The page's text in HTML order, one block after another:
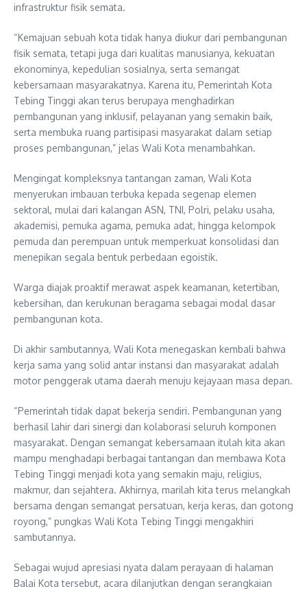
infrastruktur fisik semata.
“Kemajuan sebuah kota tidak hanya diukur dari pembangunan
fisik semata, tetapi juga dari kualitas manusianya, kekuatan
ekonominya, kepedulian sosialnya, serta semangat
kebersamaan masyarakatnya. Karena itu, Pemerintah Kota
Tebing Tinggi akan terus berupaya menghadirkan
pembangunan yang inklusif, pelayanan yang semakin baik,
serta membuka ruang partisipasi masyarakat dalam setiap
proses pembangunan,” jelas Wali Kota menambahkan.
Mengingat kompleksnya tantangan zaman, Wali Kota
menyerukan imbauan terbuka kepada segenap elemen
sektoral, mulai dari kalangan ASN, TNI, Polri, pelaku usaha,
akademisi, pemuka agama, pemuka adat, hingga kelompok
pemuda dan perempuan untuk memperkuat konsolidasi dan
menepikan segala bentuk perbedaan egoistik.
Warga diajak proaktif merawat aspek keamanan, ketertiban,
kebersihan, dan kerukunan beragama sebagai modal dasar
pembangunan kota.
Di akhir sambutannya, Wali Kota menegaskan kembali bahwa
kerja sama yang solid antar instansi dan masyarakat adalah
motor penggerak utama daerah menuju kejayaan masa depan.
“Pemerintah tidak dapat bekerja sendiri. Pembangunan yang
berhasil lahir dari sinergi dan kolaborasi seluruh komponen
masyarakat. Dengan semangat kebersamaan itulah kita akan
mampu menghadapi berbagai tantangan dan membawa Kota
Tebing Tinggi menjadi kota yang semakin maju, religius,
makmur, dan sejahtera. Akhirnya, marilah kita terus melangkah
bersama dengan semangat persatuan, kerja keras, dan gotong
royong,” pungkas Wali Kota Tebing Tinggi mengakhiri
sambutannya.
Sebagai wujud apresiasi nyata dalam perayaan di halaman
Balai Kota tersebut, acara dilanjutkan dengan serangkaian